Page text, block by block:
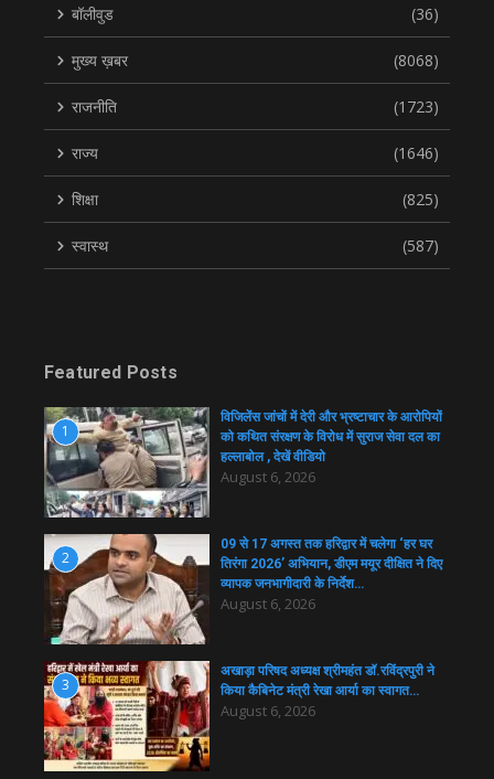
बॉलीवुड (36)
मुख्य ख़बर (8068)
राजनीति (1723)
राज्य (1646)
शिक्षा (825)
स्वास्थ (587)
Featured Posts
1
विजिलेंस जांचों में देरी और भ्रष्टाचार के आरोपियों
को कथित संरक्षण के विरोध में सुराज सेवा दल का
हल्लाबोल , देखें वीडियो
August 6, 2026
2
09 से 17 अगस्त तक हरिद्वार में चलेगा ‘हर घर
तिरंगा 2026’ अभियान, डीएम मयूर दीक्षित ने दिए
व्यापक जनभागीदारी के निर्देश…
August 6, 2026
3
अखाड़ा परिषद अध्यक्ष श्रीमहंत डॉ.रविंद्रपुरी ने
किया कैबिनेट मंत्री रेखा आर्या का स्वागत…
August 6, 2026